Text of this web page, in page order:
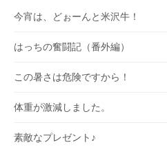
今宵は、どぉーんと米沢牛！
はっちの奮闘記（番外編）
この暑さは危険ですから！
体重が激減しました。
素敵なプレゼント♪